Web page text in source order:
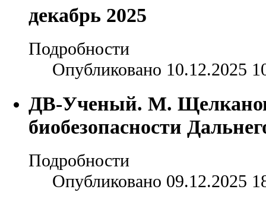
декабрь 2025
Подробности
Опубликовано 10.12.2025
ДВ-Ученый. М.
биобезопасности
Подробности
Опубликовано 09.12.2025